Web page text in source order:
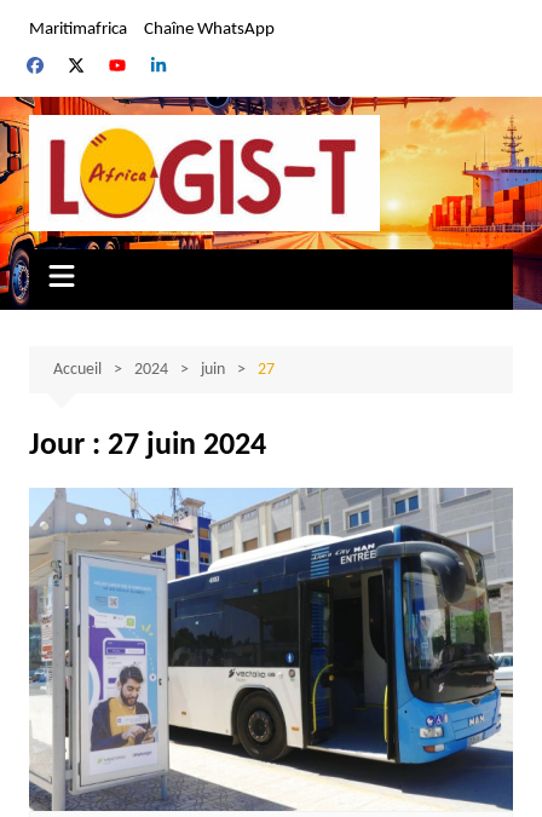
contenu
Maritimafrica Chaîne WhatsApp
Accueil 2024 juin 27
Jour : 27 juin 2024